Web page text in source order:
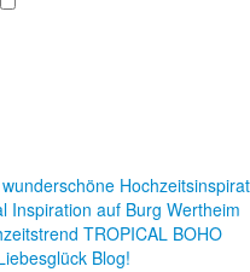
Inspiration auf Burg Wertheim
TROPICAL BOHO
Blog!